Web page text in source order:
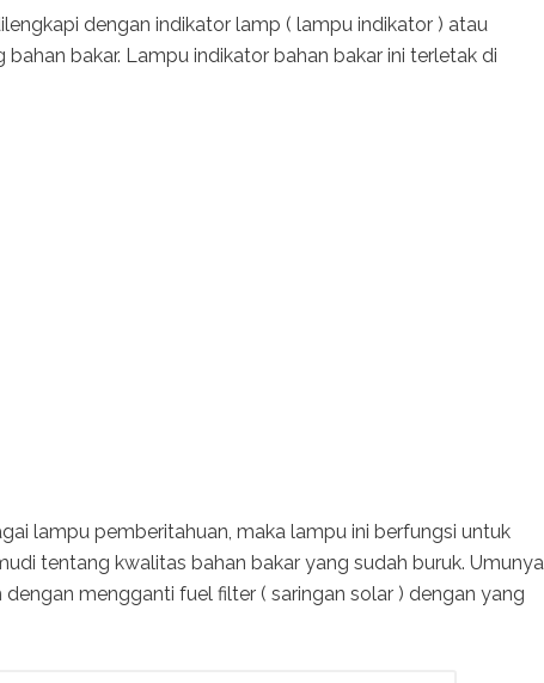
dengan indikator lamp ( lampu indikator ) atau
bakar. Lampu indikator bahan bakar ini terletak di
lampu pemberitahuan, maka lampu ini berfungsi untuk
tentang kwalitas bahan bakar yang sudah buruk. Umunya
mengganti fuel filter ( saringan solar ) dengan yang